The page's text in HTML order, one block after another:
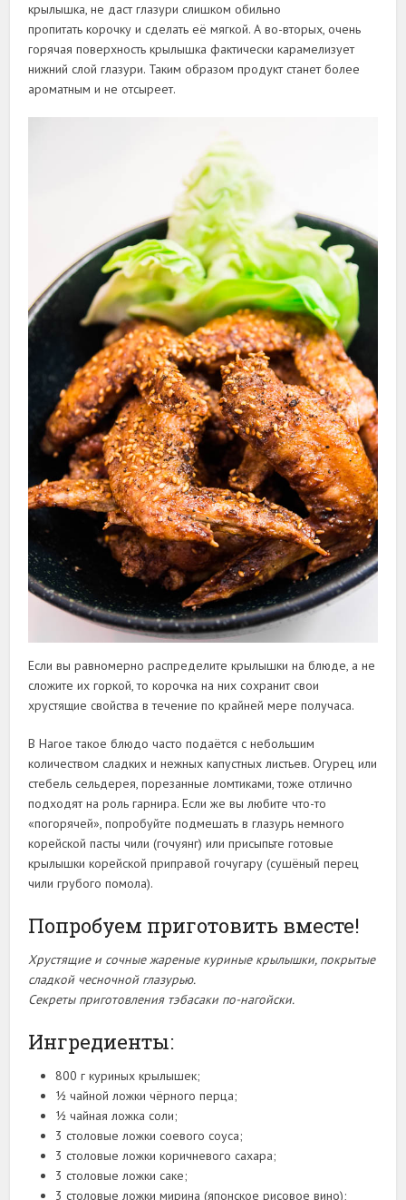
крылышка, не даст глазури слишком обильно
пропитать корочку и сделать её мягкой. А во-вторых, очень
горячая поверхность крылышка фактически карамелизует
нижний слой глазури. Таким образом продукт станет более
ароматным и не отсыреет.
Если вы равномерно распределите крылышки на блюде, а не
сложите их горкой, то корочка на них сохранит свои
хрустящие свойства в течение по крайней мере получаса.
В Нагое такое блюдо часто подаётся с небольшим
количеством сладких и нежных капустных листьев. Огурец или
стебель сельдерея, порезанные ломтиками, тоже отлично
подходят на роль гарнира. Если же вы любите что-то
«погорячей», попробуйте подмешать в глазурь немного
корейской пасты чили (гочуянг) или присыпьте готовые
крылышки корейской приправой гочугару (сушёный перец
чили грубого помола).
Попробуем приготовить вместе!
Хрустящие и сочные жареные куриные крылышки, покрытые
сладкой чесночной глазурью.
Секреты приготовления тэбасаки по-нагойски.
Ингредиенты:
800 г куриных крылышек;
½ чайной ложки чёрного перца;
½ чайная ложка соли;
3 столовые ложки соевого соуса;
3 столовые ложки коричневого сахара;
3 столовые ложки саке;
3 столовые ложки мирина (японское рисовое вино);